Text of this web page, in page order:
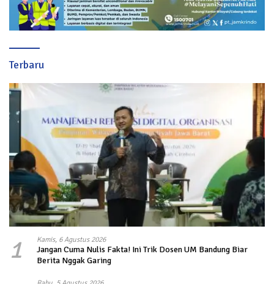
Terbaru
1 Kamis, 6 Agustus 2026
Jangan Cuma Nulis Fakta! Ini Trik Dosen UM Bandung Biar
Berita Nggak Garing